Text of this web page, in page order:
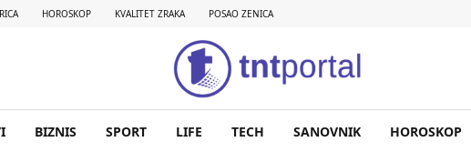
HOROSKOP KVALITET ZRAKA POSAO ZENICA
BIZNIS SPORT LIFE TECH SANOVNIK HOROSKOP